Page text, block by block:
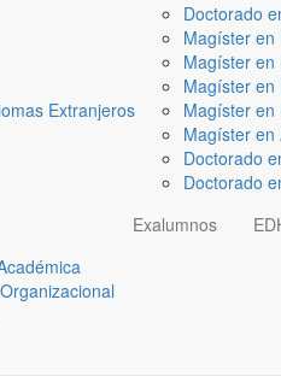
Extranjeros
Doctorado
Magíster en
Magíster en
Magíster en
Magíster en
Magíster en
Doctorado
Doctorado
Exalumnos